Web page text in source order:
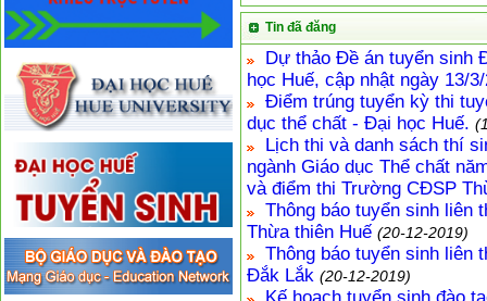
Tin đã đăng
Dự thảo Đề án tuyển sinh
học Huế, cập nhật ngày 13/
Điểm trúng tuyển kỳ thi
dục thể chất - Đại học Huế.
Lịch thi và danh sách thí
ngành Giáo dục Thể chất
và điểm thi Trường CĐSP
Thông báo tuyển sinh liên
Thừa thiên Huế (20-12-2019)
Thông báo tuyển sinh liên
Đắk Lắk (20-12-2019)